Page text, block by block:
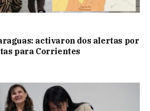
activaron dos alertas por
para Corrientes